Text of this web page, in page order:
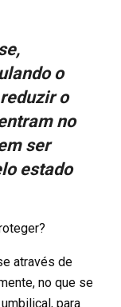
o
o
no
ser
estado
através de
no que se
para